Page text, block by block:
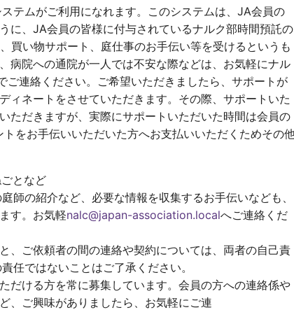
テムがご利用になれます。このシステムは、JA会員の
に、JA会員の皆様に付与されているナルク部時間預託の
買い物サポート、庭仕事のお手伝い等を受けるというも
病院への通院が一人では不安な際などは、お気軽にナル
ご連絡ください。ご希望いただきましたら、サポートが
ィネートをさせていただきます。その際、サポートいた
ただきますが、実際にサポートいただいた時間は会員の
をお手伝いいただいた方へお支払いいただくためその
となど
師の紹介など、必要な情報を収集するお手伝いなども、
す。お気軽nalc@japan-association.localへご連絡くだ
、ご依頼者の間の連絡や契約については、両者の自己責
任ではないことはご了承ください。
だける方を常に募集しています。会員の方への連絡係や
、ご興味がありましたら、お気軽にご連